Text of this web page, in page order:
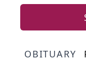
OBITUARY